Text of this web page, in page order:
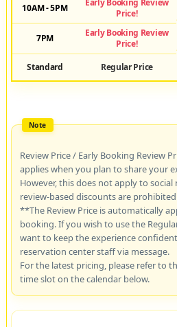
10AM - 5PM
Early Booking Review
Price!
7PM
Early Booking Review
Price!
Standard Regular Price
Review Price / Early Booking Review
applies when you plan to share your
However, this does not apply to
review-based discounts are
**The Review Price is automatically
booking. If you wish to use the
want to keep the experience
reservation center staff via message.
For the latest pricing, please refer to
time slot on the calendar below.